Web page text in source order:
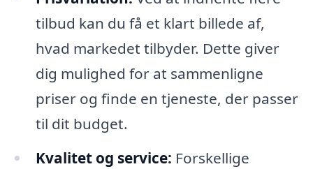
tilbud kan du få et klart billede af,
hvad markedet tilbyder. Dette giver
dig mulighed for at sammenligne
priser og finde en tjeneste, der passer
til dit budget.
Kvalitet og service: Forskellige